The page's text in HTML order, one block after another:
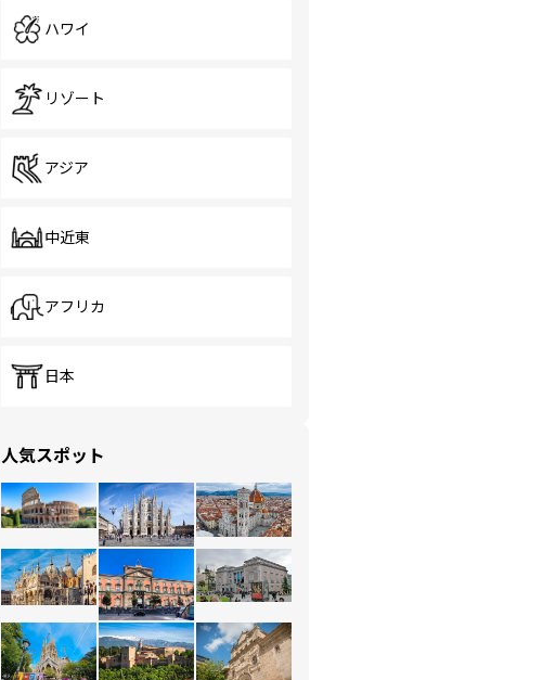
ハワイ
リゾート
アジア
中近東
アフリカ
日本
人気スポット